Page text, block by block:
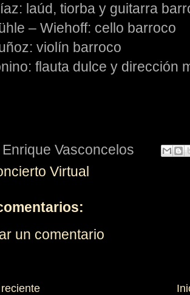
laúd, tiorba y guitarra
– Wiehoff: cello barroco
violín barroco
flauta dulce y dirección
Enrique Vasconcelos
Virtual
un comentario